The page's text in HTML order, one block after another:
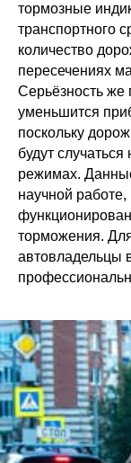
тормозные
транспортного
количество
пересечениях
Серьёзность же
уменьшится
поскольку
будут
режимах.
научной работе,
торможения.
автовладельцы